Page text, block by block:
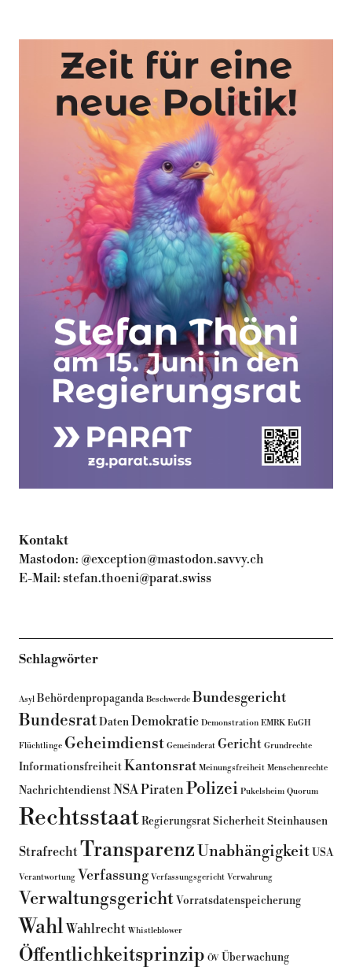
Kontakt
Mastodon: @exception@mastodon.savvy.ch
E-Mail: stefan.thoeni@parat.swiss
Schlagwörter
Asyl Behördenpropaganda Beschwerde Bundesgericht
BundesratDatenDemokratie Demonstration EMRK EuGH
Flüchtlinge Geheimdienst Gemeinderat Gericht Grundrechte
InformationsfreiheitKantonsrat Meinungsfreiheit Menschenrechte
NachrichtendienstNSAPiratenPolizei Pukelsheim Quorum
RechtsstaatRegierungsratSicherheitSteinhausen
StrafrechtTransparenzUnabhängigkeitUSA
Verantwortung Verfassung Verfassungsgericht Verwahrung
VerwaltungsgerichtVorratsdatenspeicherung
Wahl Wahlrecht Whistleblower
Öffentlichkeitsprinzip ÖV Überwachung